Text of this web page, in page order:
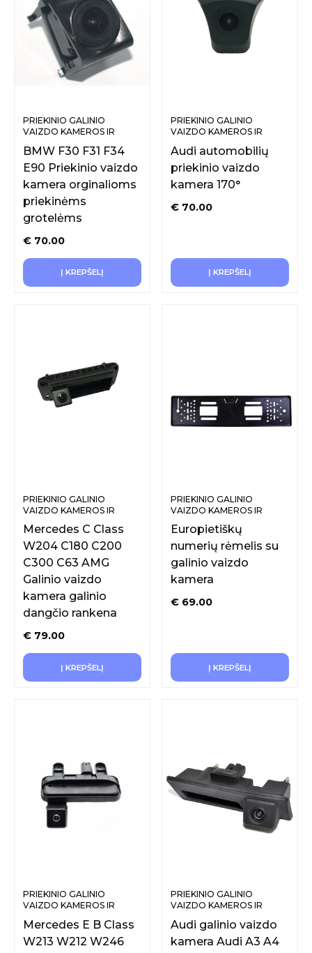
PRIEKINIO GALINIO
VAIZDO KAMEROS IR
BMW F30 F31 F34
E90 Priekinio vaizdo
kamera orginalioms
priekinėms
grotelėms
€ 70.00
Į KREPŠELĮ
PRIEKINIO GALINIO
VAIZDO KAMEROS IR
Audi automobilių
priekinio vaizdo
kamera 170°
€ 70.00
Į KREPŠELĮ
PRIEKINIO GALINIO
VAIZDO KAMEROS IR
Mercedes C Class
W204 C180 C200
C300 C63 AMG
Galinio vaizdo
kamera galinio
dangčio rankena
€ 79.00
Į KREPŠELĮ
PRIEKINIO GALINIO
VAIZDO KAMEROS IR
Europietiškų
numerių rėmelis su
galinio vaizdo
kamera
€ 69.00
Į KREPŠELĮ
PRIEKINIO GALINIO
VAIZDO KAMEROS IR
Mercedes E B Class
W213 W212 W246
PRIEKINIO GALINIO
VAIZDO KAMEROS IR
Audi galinio vaizdo
kamera Audi A3 A4